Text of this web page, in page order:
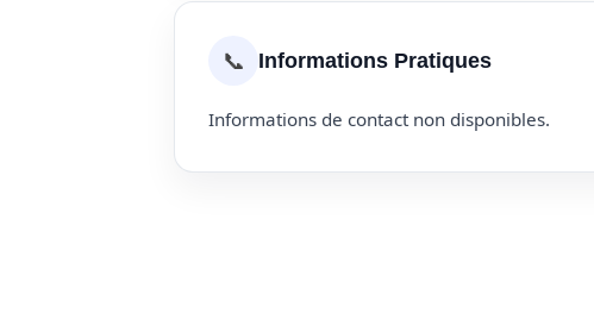
📞 Informations Pratiques
Informations de contact non disponibles.